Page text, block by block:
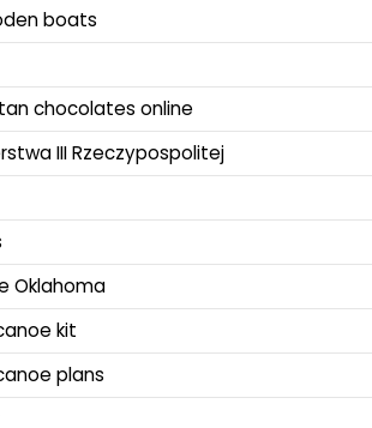
boats
chocolates online
III Rzeczypospolitej
Oklahoma
kit
plans